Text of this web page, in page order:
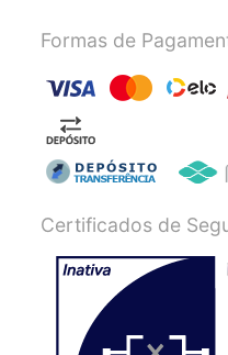
Formas de
Certificados de